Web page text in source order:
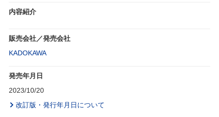
内容紹介
販売会社／発売会社
KADOKAWA
発売年月日
2023/10/20
改訂版・発行年月日について